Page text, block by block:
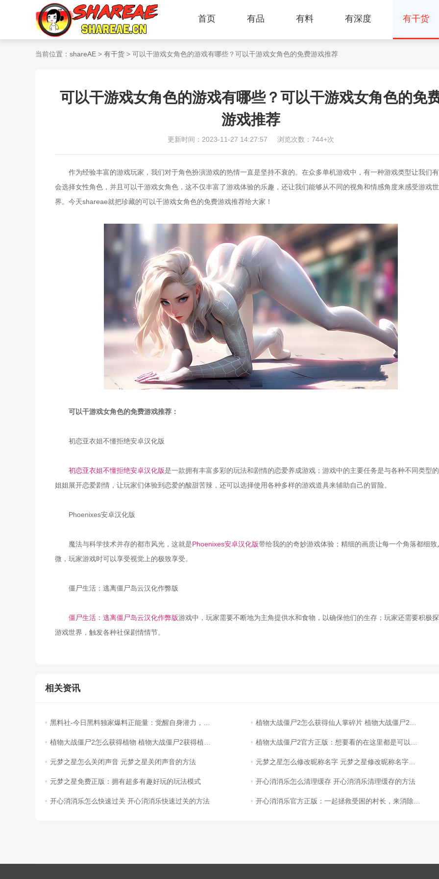
首页 有品 有料 有深度 有干货
当前位置： shareAE > 有干货 > 可以干游戏女角色的游戏有哪些？可以干游戏女角色的免费游戏推荐
可以干游戏女角色的游戏有哪些？可以干游戏女角色的免
游戏推荐
更新时间：2023-11-27 14:27:57 浏览次数：744+次
作为经验丰富的游戏玩家，我们对于角色扮演游戏的热情一直是坚持不衰的。在众多单机游戏中，有一种游戏类型让我们
会选择女性角色，并且可以干游戏女角色，这不仅丰富了游戏体验的乐趣，还让我们能够从不同的视角和情感角度来感受游戏世
界。今天shareae就把珍藏的可以干游戏女角色的免费游戏推荐给大家！
可以干游戏女角色的免费游戏推荐：
初恋亚衣姐不懂拒绝安卓汉化版
初恋亚衣姐不懂拒绝安卓汉化版是一款拥有丰富多彩的玩法和剧情的恋爱养成游戏；游戏中的主要任务是与各种不同类型
姐姐展开恋爱剧情，让玩家们体验到恋爱的酸甜苦辣，还可以选择使用各种多样的游戏道具来辅助自己的冒险。
Phoenixes安卓汉化版
魔法与科学技术并存的都市风光，这就是Phoenixes安卓汉化版带给我的的奇妙游戏体验；精细的画质让每一个角落都细致
微，玩家游戏时可以享受视觉上的极致享受。
僵尸生活：逃离僵尸岛云汉化作弊版
僵尸生活：逃离僵尸岛云汉化作弊版游戏中，玩家需要不断地为主角提供水和食物，以确保他们的生存；玩家还需要积极
游戏世界，触发各种社保剧情情节。
相关资讯
元梦之星怎么关闭声音 元梦之星关闭声音的方法
元梦之星免费正版：拥有超多有趣好玩的玩法模式 开心消消乐怎么清理缓存 开心消消乐清理缓存的方法
开心消消乐怎么快速过关 开心消消乐快速过关的方法